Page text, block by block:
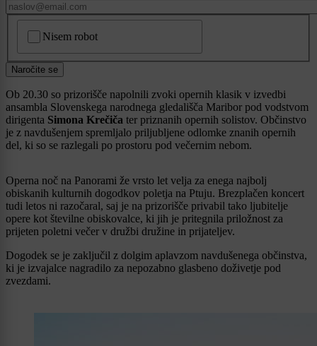
Nisem robot
Naročite se
Ob 20.30 so prizorišče napolnili zvoki opernih klasik v izvedbi
ansambla Slovenskega narodnega gledališča Maribor pod vodstvom
dirigenta Simona Krečiča ter priznanih opernih solistov. Občinstvo
je z navdušenjem spremljalo priljubljene odlomke znanih opernih
del, ki so se razlegali po prostoru pod večernim nebom.
Operna noč na Panorami že vrsto let velja za enega najbolj
obiskanih kulturnih dogodkov poletja na Ptuju. Brezplačen koncert
tudi letos ni razočaral, saj je na prizorišče privabil tako ljubitelje
opere kot številne obiskovalce, ki jih je pritegnila priložnost za
prijeten poletni večer v družbi družine in prijateljev.
Dogodek se je zaključil z dolgim aplavzom navdušenega občinstva,
ki je izvajalce nagradilo za nepozabno glasbeno doživetje pod
zvezdami.